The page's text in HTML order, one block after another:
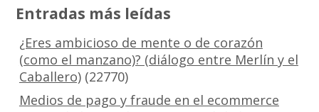
Entradas más leídas
¿Eres ambicioso de mente o de corazón
(como el manzano)? (diálogo entre Merlín y el
Caballero)(22770)
Medios de pago y fraude en el ecommerce